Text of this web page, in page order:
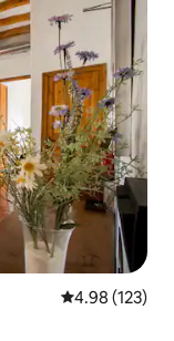
レビュー123
4.98 (123)